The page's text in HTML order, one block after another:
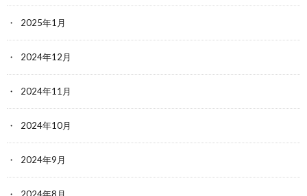
2025年1月
2024年12月
2024年11月
2024年10月
2024年9月
2024年8月